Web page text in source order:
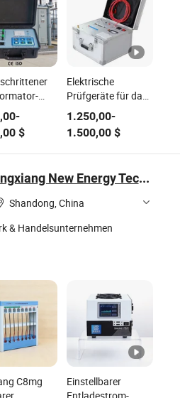
für
-
$
Elektrische
Prüfgeräte für das
Stromnetz 200A
Isolationswiderstand
Schleifenmessgerät
1.250,00-
1.500,00$
Shandong Lingxiang New Energy Technology Co., Ltd.
Shandong, China
& Handelsunternehmen
C8mg
Einstellbarer